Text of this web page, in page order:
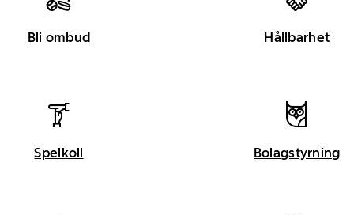
Bli ombud Hållbarhet
Spelkoll Bolagstyrning